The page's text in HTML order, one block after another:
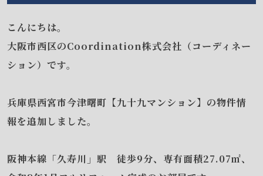
こんにちは。
大阪市西区のCoordination株式会社（コーディネー
ション）です。
兵庫県西宮市今津曙町【九十九マンション】の物件情
報を追加しました。
阪神本線「久寿川」駅 徒歩9分、専有面積27.07㎡、